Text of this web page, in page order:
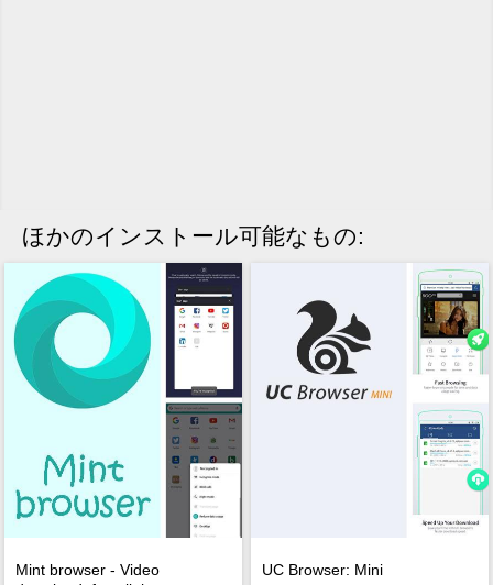
ほかのインストール可能なもの:
Mint browser - Video
UC Browser: Mini